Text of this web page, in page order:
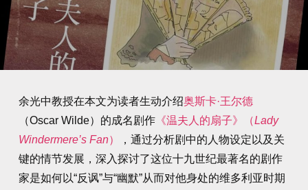
余光中教授在本文为读者生动介绍奥斯卡·王尔德
（Oscar Wilde）的成名剧作《温夫人的扇子》（Lady
Windermere’s Fan）
，通过分析剧中的人物设定以及关
键的情节发展，深入探讨了这位十九世纪最著名的剧作
家是如何以“反讽”与“幽默”从而对他身处的维多利亚时期